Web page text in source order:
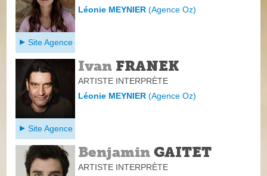
Léonie MEYNIER(Agence Oz)
Site Agence
Ivan FRANEK
ARTISTE INTERPRÈTE
Léonie MEYNIER(Agence Oz)
Site Agence
Benjamin GAITET
ARTISTE INTERPRÈTE